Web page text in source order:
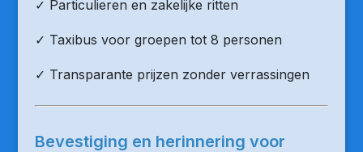
✓ Particulieren en zakelijke ritten
✓ Taxibus voor groepen tot 8 personen
✓ Transparante prijzen zonder verrassingen
Bevestiging en herinnering voor